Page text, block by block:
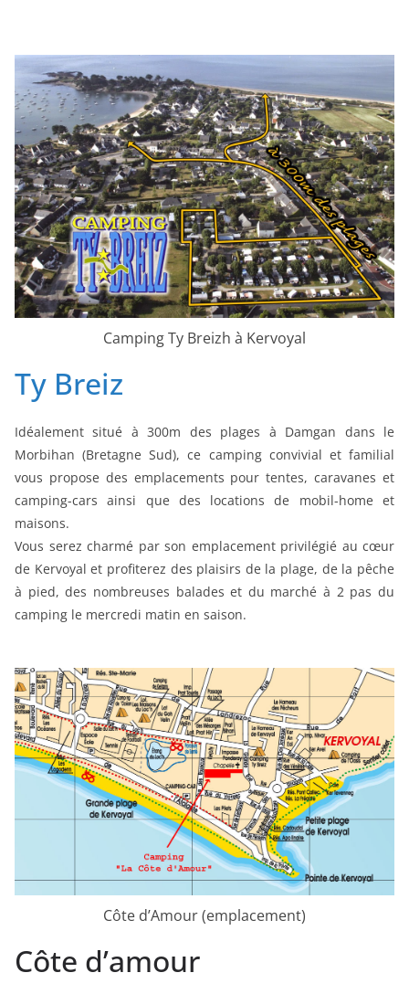
Camping Ty Breizh à Kervoyal
Ty Breiz
Idéalement situé à 300m des plages à Damgan dans le
Morbihan (Bretagne Sud), ce camping convivial et familial
vous propose des emplacements pour tentes, caravanes et
camping-cars ainsi que des locations de mobil-home et
maisons.
Vous serez charmé par son emplacement privilégié au cœur
de Kervoyal et profiterez des plaisirs de la plage, de la pêche
à pied, des nombreuses balades et du marché à 2 pas du
camping le mercredi matin en saison.
Côte d’Amour (emplacement)
Côte d’amour